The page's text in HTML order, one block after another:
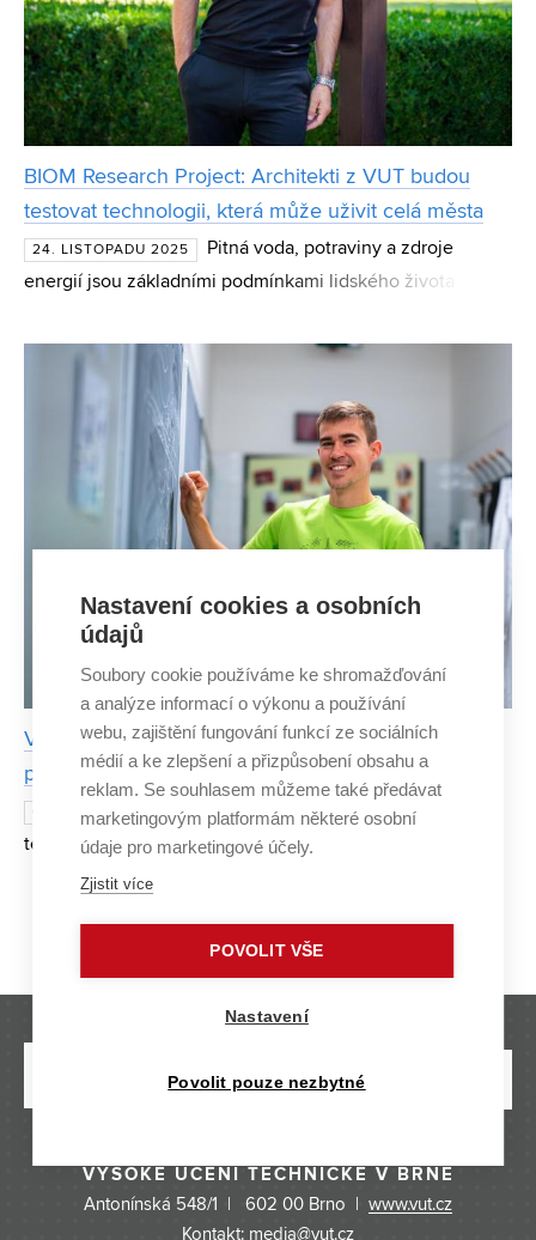
BIOM Research Project: Architekti z VUT budou
testovat technologii, která může uživit celá města
24. LISTOPADU 2025
Pitná voda, potraviny a zdroje
energií jsou základními podmínkami lidského života – ať
dostupnost však není samozřejmostí, zejména v hustě
Vědci z CEITEC odhalili pravý mechanismus
populární metody mozkové stimulace
6. LISTOPADU 2025
Vědci z CEITEC Vysokého učení
technického v Brně pod vedením profesora Erica Daniela
Glowackého vyvrátili dlouholeté předpoklady o populární
Strana 1/23 1 2 3 4 ... 23 »
VYSOKÉ UČENÍ TECHNICKÉ V BRNĚ
Antonínská 548/1 | 602 00 Brno | www.vut.cz
Kontakt: media@vut.cz
Nastavení cookies a osobních
údajů
Soubory cookie používáme ke shromažďování
a analýze informací o výkonu a používání
webu, zajištění fungování funkcí ze sociálních
médií a ke zlepšení a přizpůsobení obsahu a
reklam. Se souhlasem můžeme také předávat
marketingovým platformám některé osobní
údaje pro marketingové účely.
Zjistit více
POVOLIT VŠE
Nastavení
Povolit pouze nezbytné